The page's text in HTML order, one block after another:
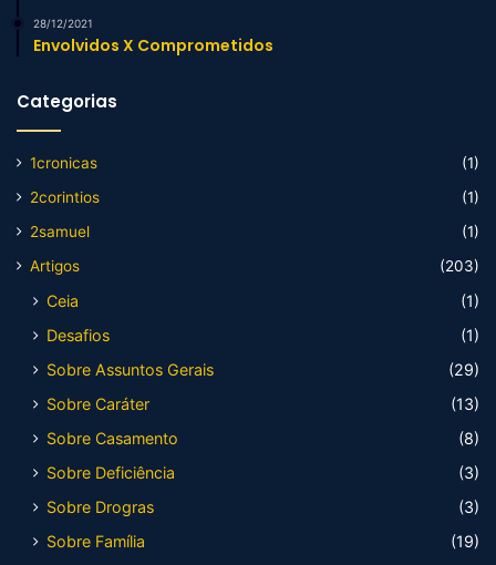
28/12/2021
Envolvidos X Comprometidos
Categorias
1cronicas
(1)
2corintios
(1)
2samuel
(1)
Artigos
(203)
Ceia
(1)
Desafios
(1)
Sobre Assuntos Gerais
(29)
Sobre Caráter
(13)
Sobre Casamento
(8)
Sobre Deficiência
(3)
Sobre Drogras
(3)
Sobre Família
(19)